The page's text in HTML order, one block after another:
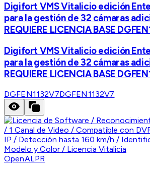
Digifort VMS Vitalicio edición
para la gestión de 32 cámaras
REQUIERE LICENCIA BASE
Digifort VMS Vitalicio edición
para la gestión de 32 cámaras
REQUIERE LICENCIA BASE
DGFEN1132V7DGFEN1132V7
OpenALPR